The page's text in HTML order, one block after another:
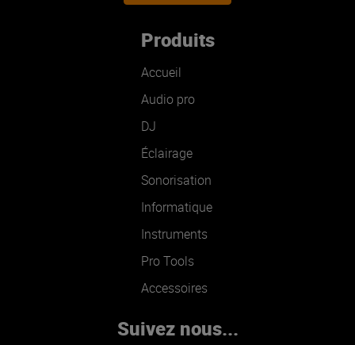
Produits
Accueil
Audio pro
DJ
Éclairage
Sonorisation
Informatique
Instruments
Pro Tools
Accessoires
Suivez nous...